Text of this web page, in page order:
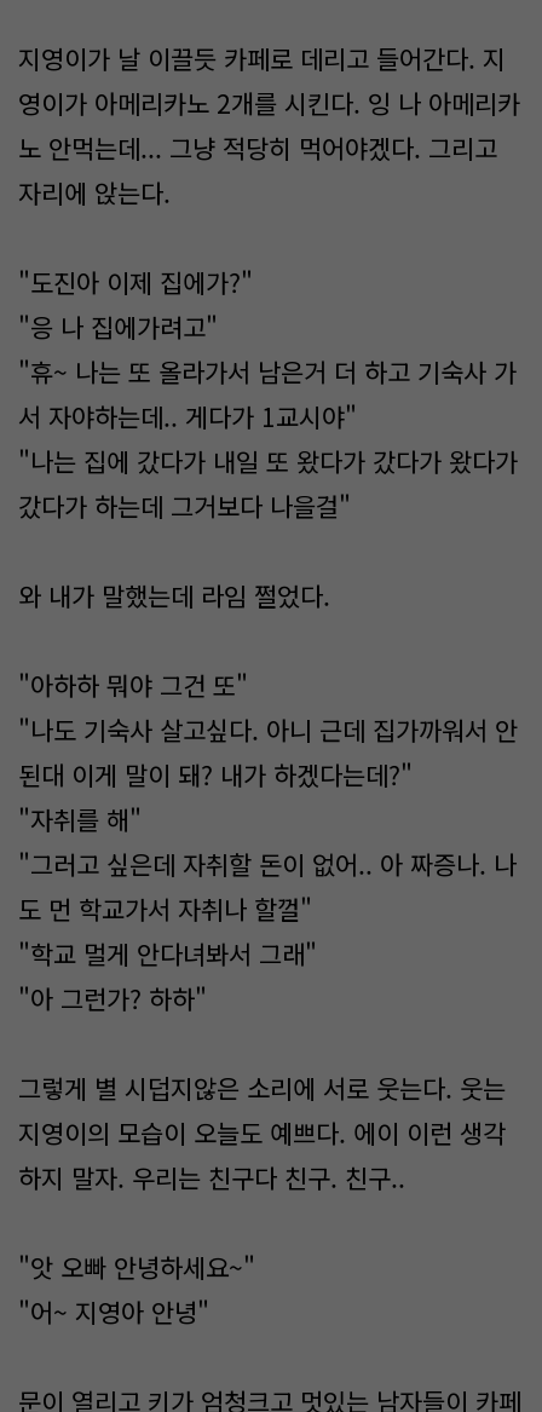
지영이가 날 이끌듯 카페로 데리고 들어간다. 지
영이가 아메리카노 2개를 시킨다. 잉 나 아메리카
노 안먹는데... 그냥 적당히 먹어야겠다. 그리고
자리에 앉는다.
"도진아 이제 집에가?"
"응 나 집에가려고"
"휴~ 나는 또 올라가서 남은거 더 하고 기숙사 가
서 자야하는데.. 게다가 1교시야"
"나는 집에 갔다가 내일 또 왔다가 갔다가 왔다가
갔다가 하는데 그거보다 나을걸"
와 내가 말했는데 라임 쩔었다.
"아하하 뭐야 그건 또"
"나도 기숙사 살고싶다. 아니 근데 집가까워서 안
된대 이게 말이 돼? 내가 하겠다는데?"
"자취를 해"
"그러고 싶은데 자취할 돈이 없어.. 아 짜증나. 나
도 먼 학교가서 자취나 할껄"
"학교 멀게 안다녀봐서 그래"
"아 그런가? 하하"
그렇게 별 시덥지않은 소리에 서로 웃는다. 웃는
지영이의 모습이 오늘도 예쁘다. 에이 이런 생각
하지 말자. 우리는 친구다 친구. 친구..
"앗 오빠 안녕하세요~"
"어~ 지영아 안녕"
문이 열리고 키가 엄청크고 멋있는 남자들이 카페